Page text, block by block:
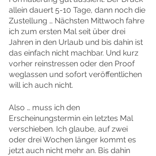
allein dauert 5-10 Tage, dann noch die
Zustellung … Nächsten Mittwoch fahre
ich zum ersten Mal seit über drei
Jahren in den Urlaub und bis dahin ist
das einfach nicht machbar. Und kurz
vorher reinstressen oder den Proof
weglassen und sofort veröffentlichen
will ich auch nicht.
Also … muss ich den
Erscheinungstermin ein letztes Mal
verschieben. Ich glaube, auf zwei
oder drei Wochen länger kommt es
jetzt auch nicht mehr an. Bis dahin